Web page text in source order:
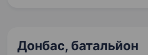
Донбас, батальйон